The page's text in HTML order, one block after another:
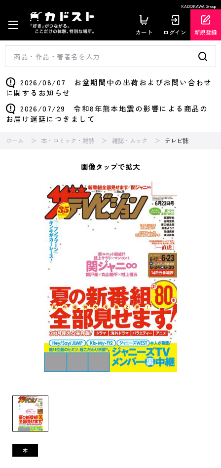
KADOKAWA Group
カート ログイン 新規登録
2026/08/07 お盆期間中の出荷およびお問い合わせ
に関するお知らせ
2026/07/29 令和8年熊本地震の影響による商品の
お届け遅延につきまして
ホーム 本・コミック・雑誌 雑誌・ムック テレビ誌
画像タップで拡大